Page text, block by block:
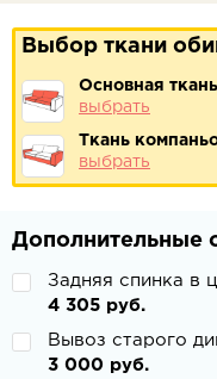
Выбор ткани
Основная ткань
выбрать
Ткань
выбрать
Дополнительные
Задняя спинка в
4 305 руб.
Вывоз старого
3 000 руб.